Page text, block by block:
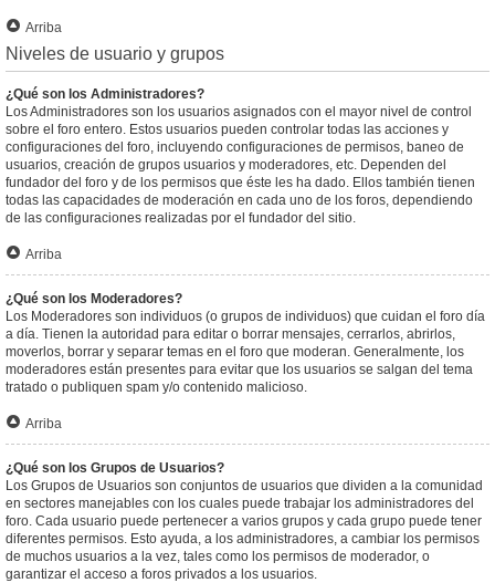
Arriba
Niveles de usuario y grupos
¿Qué son los Administradores?
Los Administradores son los usuarios asignados con el mayor nivel de control
sobre el foro entero. Estos usuarios pueden controlar todas las acciones y
configuraciones del foro, incluyendo configuraciones de permisos, baneo de
usuarios, creación de grupos usuarios y moderadores, etc. Dependen del
fundador del foro y de los permisos que éste les ha dado. Ellos también tienen
todas las capacidades de moderación en cada uno de los foros, dependiendo
de las configuraciones realizadas por el fundador del sitio.
Arriba
¿Qué son los Moderadores?
Los Moderadores son individuos (o grupos de individuos) que cuidan el foro día
a día. Tienen la autoridad para editar o borrar mensajes, cerrarlos, abrirlos,
moverlos, borrar y separar temas en el foro que moderan. Generalmente, los
moderadores están presentes para evitar que los usuarios se salgan del tema
tratado o publiquen spam y/o contenido malicioso.
Arriba
¿Qué son los Grupos de Usuarios?
Los Grupos de Usuarios son conjuntos de usuarios que dividen a la comunidad
en sectores manejables con los cuales puede trabajar los administradores del
foro. Cada usuario puede pertenecer a varios grupos y cada grupo puede tener
diferentes permisos. Esto ayuda, a los administradores, a cambiar los permisos
de muchos usuarios a la vez, tales como los permisos de moderador, o
garantizar el acceso a foros privados a los usuarios.